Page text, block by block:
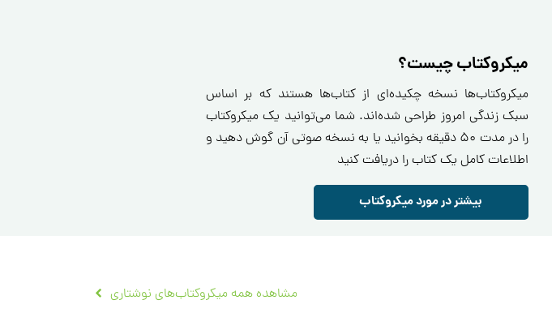
میکروکتاب چیست؟
میکروکتاب‌ها نسخه چکیده‌ای از کتاب‌ها هستند که بر اساس
سبک زندگی امروز طراحی شده‌اند. شما می‌توانید یک میکروکتاب
را در مدت ۵۰ دقیقه بخوانید یا به نسخه صوتی آن گوش دهید و
اطلاعات کامل یک کتاب را دریافت کنید
بیشتر در مورد میکروکتاب
مشاهده همه میکروکتاب‌های نوشتاری